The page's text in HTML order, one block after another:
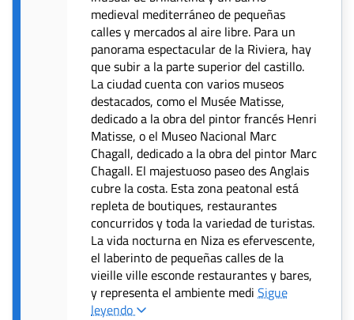
medieval mediterráneo de pequeñas
calles y mercados al aire libre. Para un
panorama espectacular de la Riviera, hay
que subir a la parte superior del castillo.
La ciudad cuenta con varios museos
destacados, como el Musée Matisse,
dedicado a la obra del pintor francés Henri
Matisse, o el Museo Nacional Marc
Chagall, dedicado a la obra del pintor Marc
Chagall. El majestuoso paseo des Anglais
cubre la costa. Esta zona peatonal está
repleta de boutiques, restaurantes
concurridos y toda la variedad de turistas.
La vida nocturna en Niza es efervescente,
el laberinto de pequeñas calles de la
vieille ville esconde restaurantes y bares,
y representa el ambiente mediSigue
leyendo